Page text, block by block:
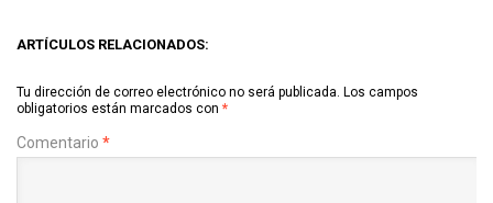
ARTÍCULOS RELACIONADOS:
Tu dirección de correo electrónico no será publicada. Los campos
obligatorios están marcados con *
Comentario *